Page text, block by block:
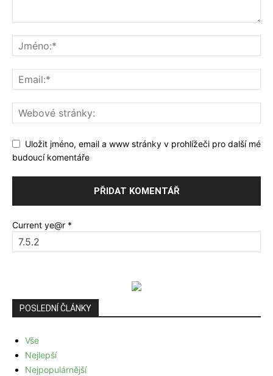
Uložit jméno, email a www stránky v prohlížeči pro další mé
budoucí komentáře
Current ye@r *
POSLEDNÍ ČLÁNKY
Vše
Nejlepší
Nejpopulárnější